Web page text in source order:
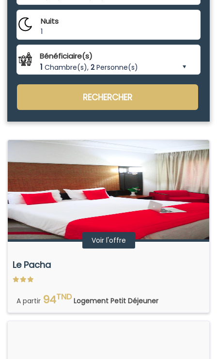
Nuits
1
Bénéficiaire(s)
1 Chambre(s), 2Personne(s)
RECHERCHER
Voir l'offre
Le Pacha
A partir 94TND Logement Petit Déjeuner